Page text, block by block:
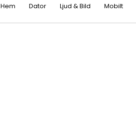
Hem Dator Ljud & Bild Mobilt